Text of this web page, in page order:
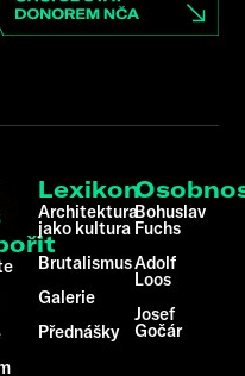
Lexikon
Architektura
jako kultura
Brutalismus
Galerie
Přednášky
Bohuslav
Fuchs
Adolf
Loos
Josef
Gočár